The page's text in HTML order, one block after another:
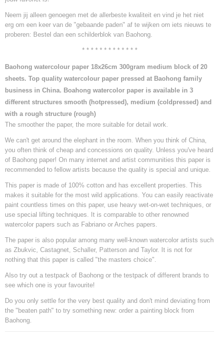
Neem jij alleen genoegen met de allerbeste kwaliteit en vind je het niet
erg om een keer van de "gebaande paden" af te wijken om iets nieuws te
proberen: Bestel dan een schilderblok van Baohong.
* * * * * * * * * * * * *
Baohong watercolour paper 18x26cm 300gram medium block of 20
sheets. Top quality watercolour paper pressed at Baohong family
business in China. Boahong watercolor paper is available in 3
different structures smooth (hotpressed), medium (coldpressed) and
with a rough structure (rough)
The smoother the paper, the more suitable for detail work.
We can't get around the elephant in the room. When you think of China,
you often think of cheap and concessions on quality. Unless you've heard
of Baohong paper! On many internet and artist communities this paper is
recommended to fellow artists because the quality is special and unique.
This paper is made of 100% cotton and has excellent properties. This
makes it suitable for the most wild applications. You can easily reactivate
paint countless times on this paper, use heavy wet-on-wet techniques, or
use special lifting techniques. It is comparable to other renowned
watercolor papers such as Fabriano or Arches papers.
The paper is also popular among many well-known watercolor artists such
as Zbukvic, Castagnet, Schaller, Patterson and Taylor. It is not for
nothing that this paper is called "the masters choice".
Also try out a testpack of Baohong or the testpack of different brands to
see which one is your favourite!
Do you only settle for the very best quality and don't mind deviating from
the "beaten path" to try something new: order a painting block from
Baohong.